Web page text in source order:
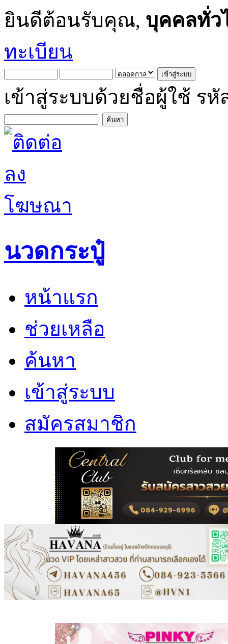
ยินดีต้อนรับคุณ, บุคคลทั่ว
ทะเบียน
เข้าสู่ระบบด้วยชื่อผู้ใช้ รหั
นวดกระปู๋
หน้าแรก
ช่วยเหลือ
ค้นหา
เข้าสู่ระบบ
สมัครสมาชิก